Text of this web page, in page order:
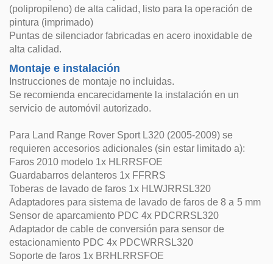
(polipropileno) de alta calidad, listo para la operación de
pintura (imprimado)
Puntas de silenciador fabricadas en acero inoxidable de
alta calidad.
Montaje e instalación
Instrucciones de montaje no incluidas.
Se recomienda encarecidamente la instalación en un
servicio de automóvil autorizado.
Para Land Range Rover Sport L320 (2005-2009) se
requieren accesorios adicionales (sin estar limitado a):
Faros 2010 modelo 1x HLRRSFOE
Guardabarros delanteros 1x FFRRS
Toberas de lavado de faros 1x HLWJRRSL320
Adaptadores para sistema de lavado de faros de 8 a 5 mm
Sensor de aparcamiento PDC 4x PDCRRSL320
Adaptador de cable de conversión para sensor de
estacionamiento PDC 4x PDCWRRSL320
Soporte de faros 1x BRHLRRSFOE